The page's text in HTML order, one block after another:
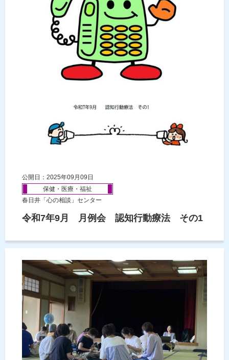
公開日：2025年09月09日
保健・医療・福祉
春日井「心の相談」センター
令和7年9月 月例会 認知行動療法 その1